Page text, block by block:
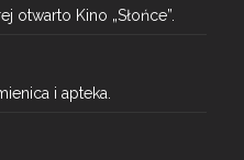
otwarto Kino „Słońce”.
i apteka.